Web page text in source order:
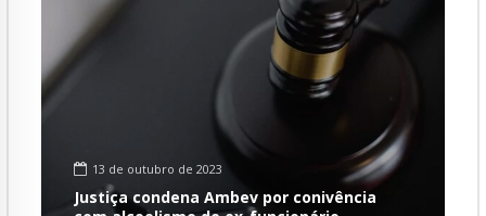
13 de outubro de 2023
Justiça condena Ambev por conivência